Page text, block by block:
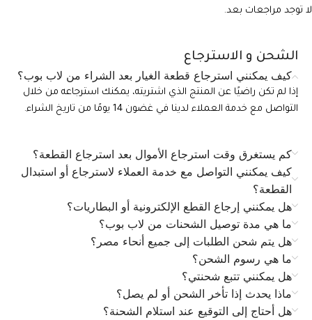
لا توجد مراجعات بعد.
الشحن و الاسترجاع
كيف يمكنني استرجاع قطعة الغيار بعد الشراء من لاب بوب؟
إذا لم تكن راضيًا عن المنتج الذي اشتريته، يمكنك استرجاعه من خلال
التواصل مع خدمة العملاء لدينا في غضون 14 يومًا من تاريخ الشراء.
كم يستغرق وقت استرجاع الأموال بعد استرجاع القطعة؟
كيف يمكنني التواصل مع خدمة العملاء لاسترجاع أو استبدال
القطعة؟
هل يمكنني إرجاع القطع الإلكترونية أو البطاريات؟
ما هي مدة توصيل الشحنات من لاب بوب؟
هل يتم شحن الطلبات إلى جميع أنحاء مصر؟
ما هي رسوم الشحن؟
هل يمكنني تتبع شحنتي؟
ماذا يحدث إذا تأخر الشحن أو لم يصل؟
هل أحتاج إلى التوقيع عند استلام الشحنة؟